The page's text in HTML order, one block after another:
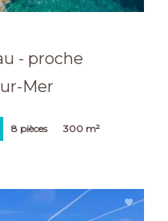
- proche
Mer
8 pièces 300 m²